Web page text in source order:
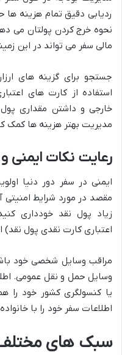
ردیابی دقیق تمام هزینه
نحوه خرج کردن پولتان می
مالی سفر می تواند در این
جستجو برای گزینه های
استفاده از کارت های
خارجی و داشتن مقداری
مدیریت بهتر هزینه ها کمک
رعایت نکات ایمنی و
ایمنی در سفر دور دنیا
مقصد در مورد شرایط امنیتی
زیاد پول نقد خودداری
اعتباری کارت نقدی پول نقد)
مراقب وسایل شخصی خود
وسایل حمل و نقل عمومی.
یا کنسولگری کشور خود را
اطلاعات سفر خود را با
سبک های